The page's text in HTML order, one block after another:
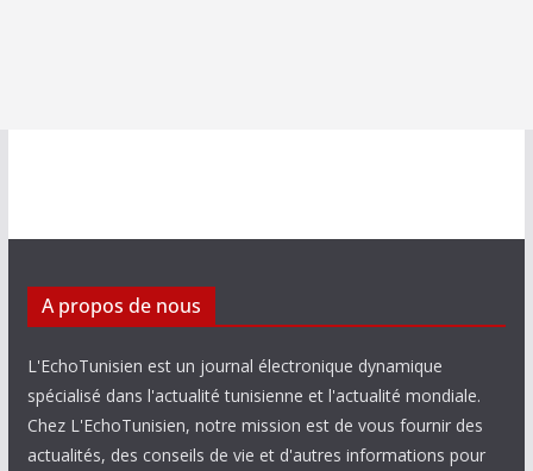
A propos de nous
L'EchoTunisien est un journal électronique dynamique
spécialisé dans l'actualité tunisienne et l'actualité mondiale.
Chez L'EchoTunisien, notre mission est de vous fournir des
actualités, des conseils de vie et d'autres informations pour